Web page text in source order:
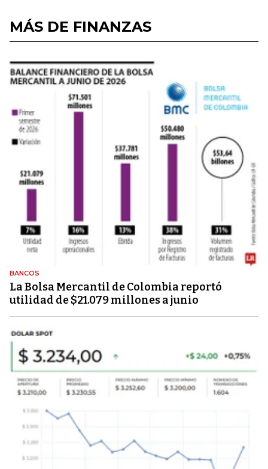
MÁS DE FINANZAS
BANCOS
La Bolsa Mercantil de Colombia reportó
utilidad de $21.079 millones a junio